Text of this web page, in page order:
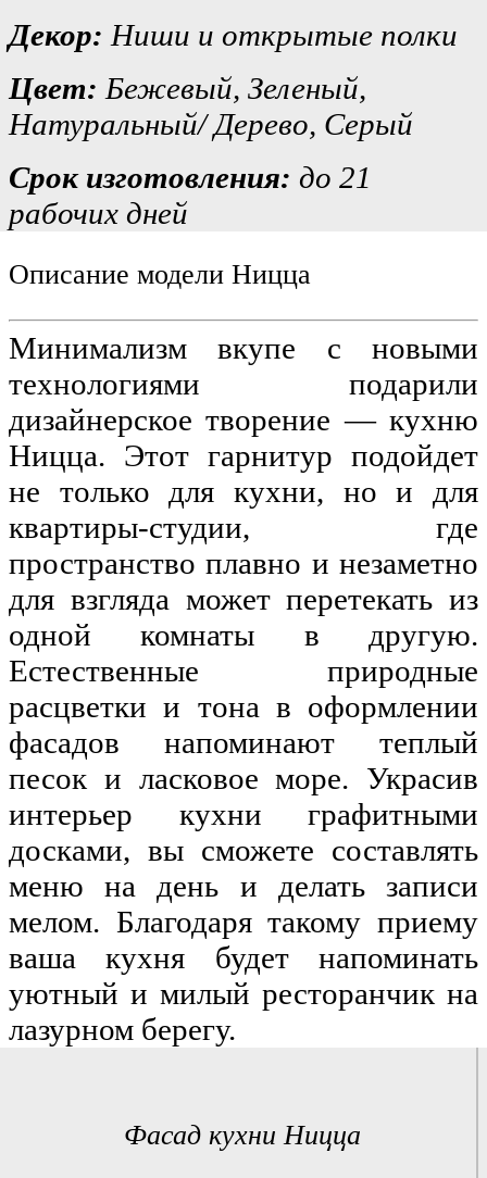
Декор: Ниши и открытые полки
Цвет: Бежевый, Зеленый,
Натуральный/ Дерево, Серый
Срок изготовления: до 21
рабочих дней
Описание модели Ницца
Минимализм вкупе с новыми
технологиями подарили
дизайнерское творение — кухню
Ницца. Этот гарнитур подойдет
не только для кухни, но и для
квартиры-студии, где
пространство плавно и незаметно
для взгляда может перетекать из
одной комнаты в другую.
Естественные природные
расцветки и тона в оформлении
фасадов напоминают теплый
песок и ласковое море. Украсив
интерьер кухни графитными
досками, вы сможете составлять
меню на день и делать записи
мелом. Благодаря такому приему
ваша кухня будет напоминать
уютный и милый ресторанчик на
лазурном берегу.
Фасад кухни Ницца